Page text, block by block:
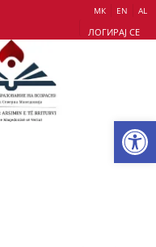
МК EN AL
ЛОГИРАЈ СЕ